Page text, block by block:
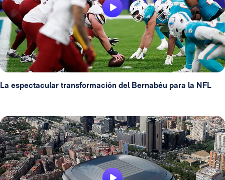
La espectacular transformación del Bernabéu para la NFL